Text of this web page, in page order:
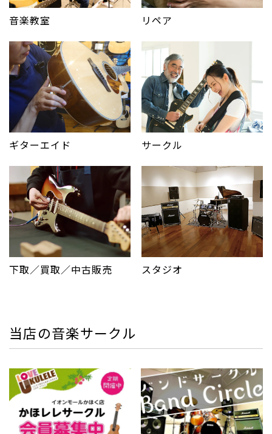
音楽教室 リペア
ギターエイド サークル
下取／買取／中古販売 スタジオ
当店の音楽サークル